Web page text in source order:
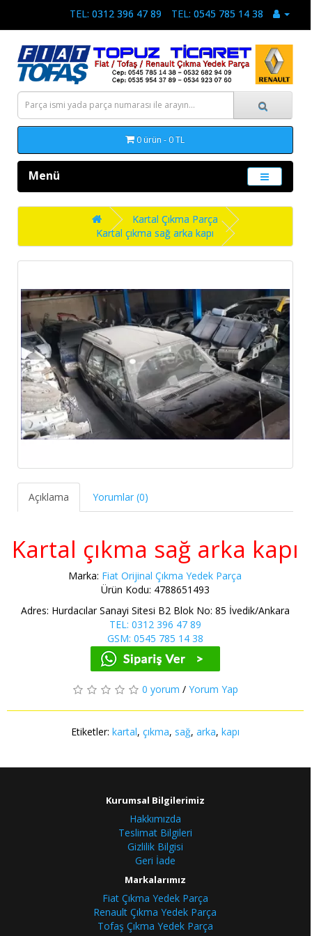
TEL: 0312 396 47 89 TEL: 0545 785 14 38
0 ürün - 0 TL
Menü
Kartal Çıkma Parça
Kartal çıkma sağ arka kapı
Açıklama Yorumlar (0)
Kartal çıkma sağ arka kapı
Marka: Fiat Orijinal Çıkma Yedek Parça
Ürün Kodu: 4788651493
Adres: Hurdacılar Sanayi Sitesi B2 Blok No: 85 İvedik/Ankara
TEL: 0312 396 47 89
GSM: 0545 785 14 38
0 yorum / Yorum Yap
Etiketler: kartal, çıkma, sağ, arka, kapı
Kurumsal Bilgilerimiz
Hakkımızda
Teslimat Bilgileri
Gizlilik Bilgisi
Geri İade
Markalarımız
Fiat Çıkma Yedek Parça
Renault Çıkma Yedek Parça
Tofaş Çıkma Yedek Parça